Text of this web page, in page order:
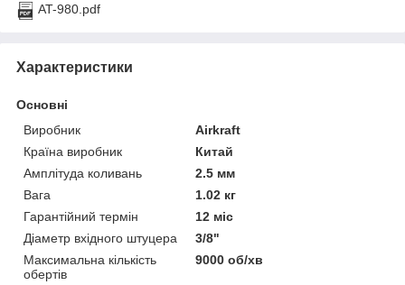
AT-980.pdf
Характеристики
Основні
Виробник
Airkraft
Країна виробник
Китай
Амплітуда коливань
2.5 мм
Вага
1.02 кг
Гарантійний термін
12 міс
Діаметр вхідного штуцера
3/8"
Максимальна кількість
обертів
9000 об/хв